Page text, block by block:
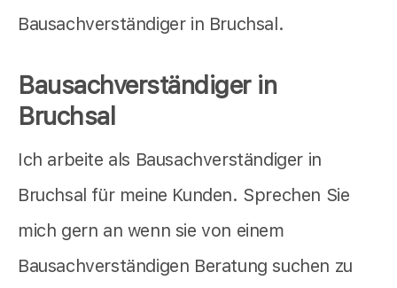
Bausachverständiger in Bruchsal.
Bausachverständiger in
Bruchsal
Ich arbeite als Bausachverständiger in
Bruchsal für meine Kunden. Sprechen Sie
mich gern an wenn sie von einem
Bausachverständigen Beratung suchen zu